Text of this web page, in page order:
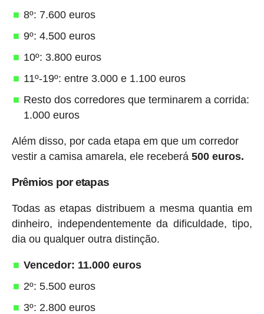
8º: 7.600 euros
9º: 4.500 euros
10º: 3.800 euros
11º-19º: entre 3.000 e 1.100 euros
Resto dos corredores que terminarem a corrida:
1.000 euros
Além disso, por cada etapa em que um corredor
vestir a camisa amarela, ele receberá 500 euros.
Prêmios por etapas
Todas as etapas distribuem a mesma quantia em
dinheiro, independentemente da dificuldade, tipo,
dia ou qualquer outra distinção.
Vencedor: 11.000 euros
2º: 5.500 euros
3º: 2.800 euros